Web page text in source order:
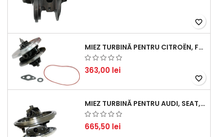
favorite_border
MIEZ TURBINĂ PENTRU CITROËN, FORD, MAZDA, MINI, PEUGEOT ȘI VOLVO - MOTORIZĂRI 1.6 HDI ȘI 1.6 D
363,00 lei
favorite_border
MIEZ TURBINĂ PENTRU AUDI, SEAT, SKODA ȘI VOLKSWAGEN - MOTORIZĂRI 2.0 TDI 103KW 140CP
665,50 lei